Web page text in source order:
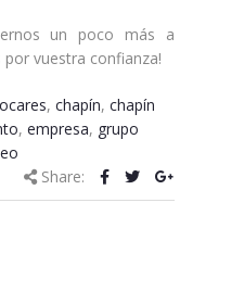
un poco más a
por vuestra confianza!
, chapín, chapín
, empresa, grupo
Share: